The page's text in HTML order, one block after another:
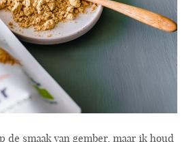
de smaak van gember, maar ik houd